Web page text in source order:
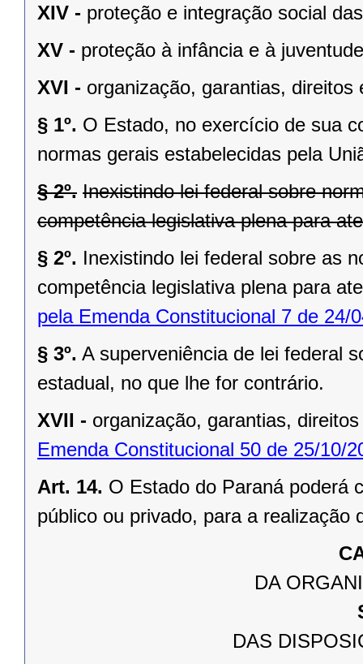
XIV - proteção e integração social
XV - proteção à infância e à
XVI - organização, garantias,
§ 1º. O Estado, no exercício de sua
normas gerais estabelecidas pela
§ 2º. Inexistindo lei federal sobre
competência legislativa plena para
§ 2º. Inexistindo lei federal sobre as
competência legislativa plena para
pela Emenda Constitucional 7 de 24/
§ 3º. A superveniência de lei federal
estadual, no que lhe for contrário.
XVII - organização, garantias,
Emenda Constitucional 50 de 25/10/
Art. 14. O Estado do Paraná poderá
público ou privado, para a realização
DA
DAS